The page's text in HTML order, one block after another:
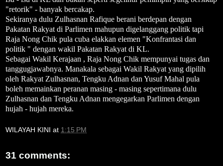
"retorik" - banyak bercakap.
Sekiranya dulu Zulhasnan Rafique berani berdepan dengan
Pakatan Rakyat di Parlimen mahupun digelanggang politik tapi
Raja Nong Chik pula cuba elakkan elemen "Konfrantasi dan
politik " dengan wakil Pakatan Rakyat di KL.
Sebagai Wakil Kerajaan , Raja Nong Chik mempunyai tugas dan
tanggugjawabnya. Manakala sebagai Wakil Rakyat yang dipilih
oleh Rakyat Zulhasnan, Tengku Adnan dan Yusuf Mahal pula
boleh memainkan peranan masing - masing sepertimana dulu
Zulhasnan dan Tengku Adnan mengegarkan Parlimen dengan
hujah - hujah mereka.
WILAYAH KINI at 1:15 PM
31 comments: